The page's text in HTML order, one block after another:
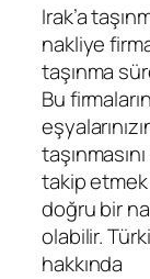
Irak’a
nakliye
taşınma
Bu
takip
doğru bir
olabilir.
hakkında